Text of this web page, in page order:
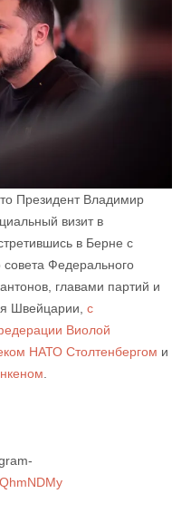
Президент Владимир
визит в
в Берне с
Федерального
главами партий и
Швейцарии, с
Виолой
НАТО Столтенбергом и